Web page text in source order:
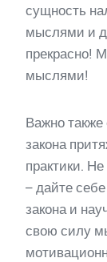
сущность
мыслями и
прекрасно!
мыслями!
Важно также
закона
практики.
– дайте
закона и
свою силу